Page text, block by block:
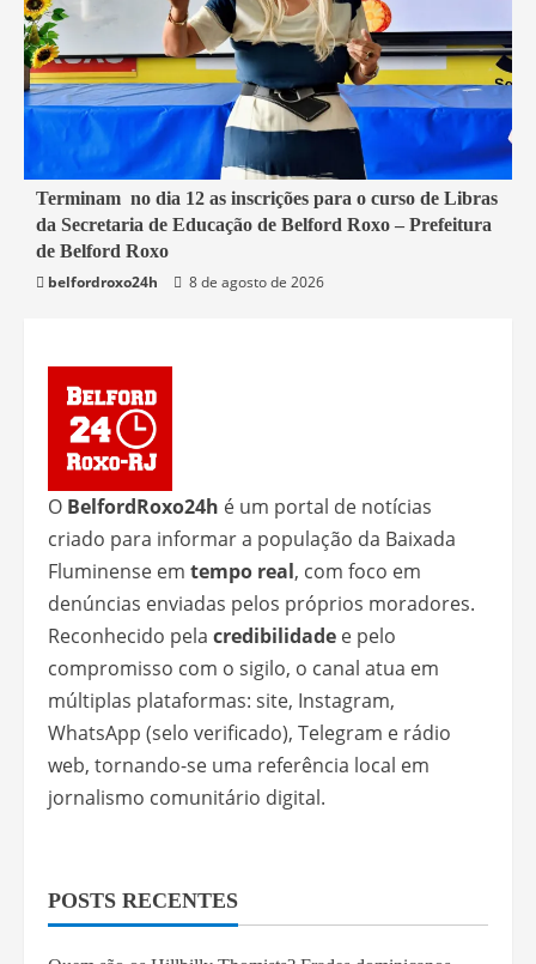
1 min read
Belford Roxo
Terminam no dia 12 as inscrições para o curso de Libras
da Secretaria de Educação de Belford Roxo – Prefeitura
de Belford Roxo
belfordroxo24h
8 de agosto de 2026
O BelfordRoxo24h é um portal de notícias
criado para informar a população da Baixada
Fluminense em tempo real, com foco em
denúncias enviadas pelos próprios moradores.
Reconhecido pela credibilidade e pelo
compromisso com o sigilo, o canal atua em
múltiplas plataformas: site, Instagram,
WhatsApp (selo verificado), Telegram e rádio
web, tornando-se uma referência local em
jornalismo comunitário digital.
POSTS RECENTES